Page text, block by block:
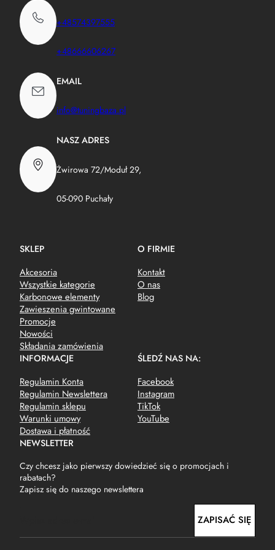
+48574397555
+48666606267
EMAIL
info@tuningbaza.pl
NASZ ADRES
Żwirowa 72/Moduł 29,
05-090 Puchały
SKLEP
Akcesoria
Wszystkie kategorie
Karbonowe elementy
Zawieszenia gwintowane
Promocje
Nowości
Składania zamówienia
O FIRMIE
Kontakt
O nas
Blog
INFORMACJE
Regulamin Konta
Regulamin Newslettera
Regulamin sklepu
Warunki umowy
Dostawa i płatność
ŚLEDŹ NAS NA:
Facebook
Instagram
TikTok
YouTube
NEWSLETTER
Czy chcesz jako pierwszy dowiedzieć się o promocjach i
rabatach?
Zapisz się do naszego newslettera
a
ZAPISAĆ SIĘ